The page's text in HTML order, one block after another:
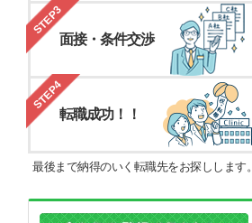
STEP3
面接・条件交渉
STEP4
転職成功！！
最後まで納得のいく転職先をお探しします。